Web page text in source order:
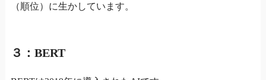
（順位）に生かしています。
３：BERT